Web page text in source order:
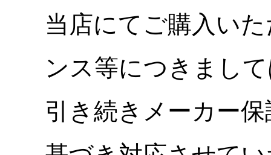
当店にてご購入い
ンス等につきまし
引き続きメーカー